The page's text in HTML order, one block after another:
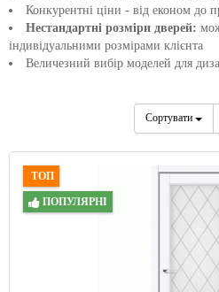
Конкурентні ціни - від економ до
Нестандартні розміри дверей:
індивідуальними розмірами клієнта
Величезний вибір моделей для
Сортувати
ТОП
ПОПУЛЯРНІ